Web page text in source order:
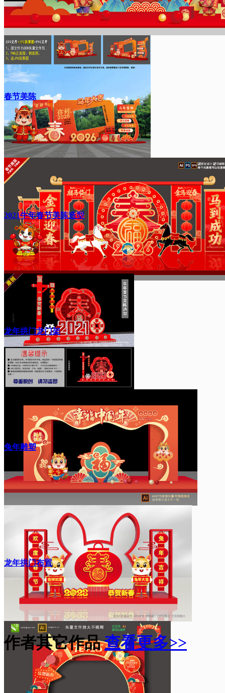
春节美陈
2021牛年春节美陈造型
龙年拱门龙门架
兔年雕塑
龙年拱门布置
作者其它作品 查看更多>>